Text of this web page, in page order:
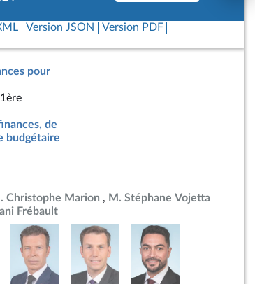
Version JSON
Version PDF
pour
de
budgétaire
Christophe Marion
M. Stéphane Vojetta
Frébault